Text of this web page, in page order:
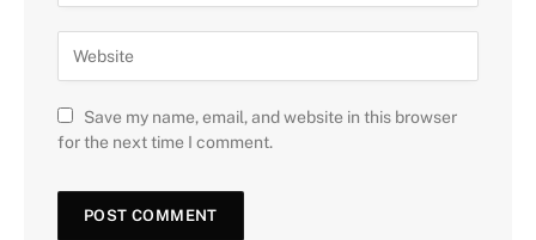
Save my name, email, and website in this browser
for the next time I comment.